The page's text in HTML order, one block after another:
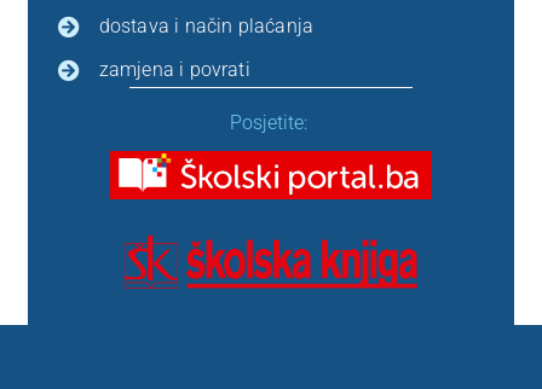
dostava i način plaćanja
zamjena i povrati
Posjetite: